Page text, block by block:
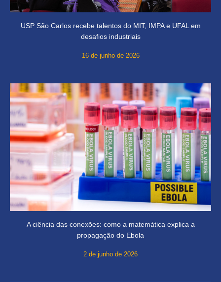
USP São Carlos recebe talentos do MIT, IMPA e UFAL em
desafios industriais
16 de junho de 2026
A ciência das conexões: como a matemática explica a
propagação do Ebola
2 de junho de 2026